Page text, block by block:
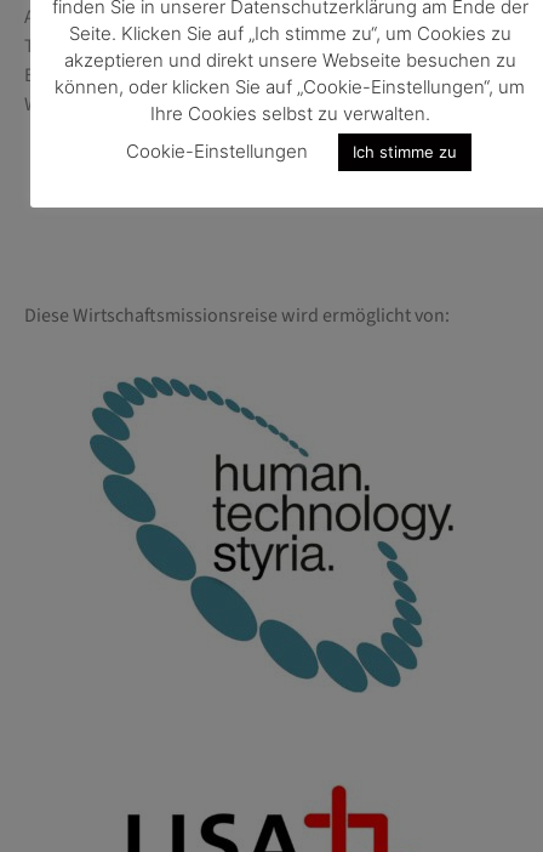
Ansprechperson: Frau Anja Bonca
Telefon +386 1 51 39 770
E-Maillaibach@wko.at
Web
https://wko.at/aussenwirtschaft/si
Diese Wirtschaftsmissionsreise wird ermöglicht von:
finden Sie in unserer Datenschutzerklärung am Ende der
Seite. Klicken Sie auf „Ich stimme zu“, um Cookies zu
akzeptieren und direkt unsere Webseite besuchen zu
können, oder klicken Sie auf „Cookie-Einstellungen“, um
Ihre Cookies selbst zu verwalten.
Cookie-Einstellungen
Ich stimme zu